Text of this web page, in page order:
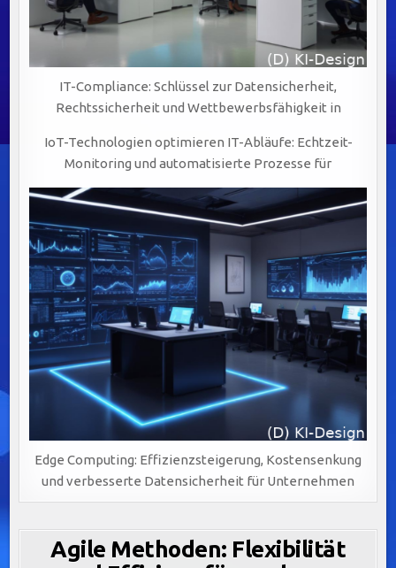
IT-Compliance: Schlüssel zur Datensicherheit,
Rechtssicherheit und Wettbewerbsfähigkeit in
IoT-Technologien optimieren IT-Abläufe: Echtzeit-
Monitoring und automatisierte Prozesse für
Edge Computing: Effizienzsteigerung, Kostensenkung
und verbesserte Datensicherheit für Unternehmen
Agile Methoden: Flexibilität